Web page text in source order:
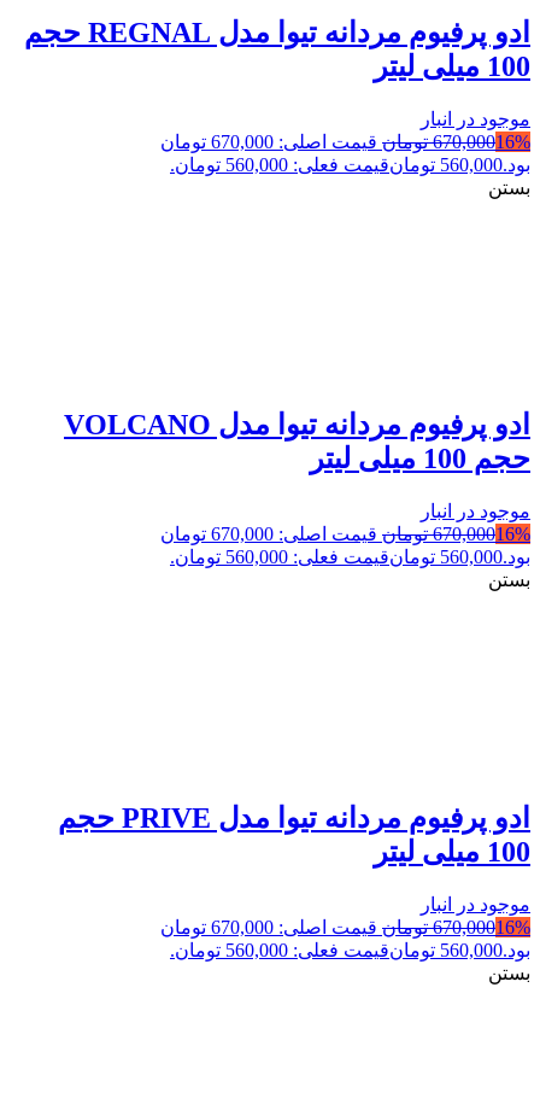
ادو پرفیوم مردانه تیوا مدل REGNAL حجم
100 میلی لیتر
موجود در انبار
16%
670,000 تومان
قیمت اصلی: 670,000 تومان
بود.560,000 تومانقیمت فعلی: 560,000 تومان.
بستن
ادو پرفیوم مردانه تیوا مدل VOLCANO
حجم 100 میلی لیتر
موجود در انبار
16%
670,000 تومان
قیمت اصلی: 670,000 تومان
بود.560,000 تومانقیمت فعلی: 560,000 تومان.
بستن
ادو پرفیوم مردانه تیوا مدل PRIVE حجم
100 میلی لیتر
موجود در انبار
16%
670,000 تومان
قیمت اصلی: 670,000 تومان
بود.560,000 تومانقیمت فعلی: 560,000 تومان.
بستن